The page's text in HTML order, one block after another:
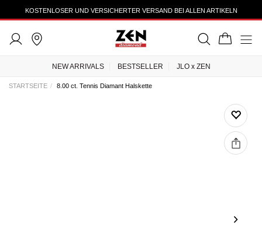
KOSTENLOSER UND VERSICHERTER VERSAND BEI ALLEN ARTIKELN
NEW ARRIVALS BESTSELLER JLO x ZEN
STARTSEITE 8.00 ct. Tennis Diamant Halskette